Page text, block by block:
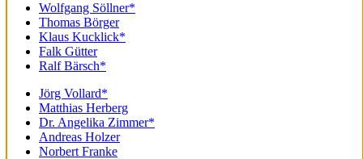
Wolfgang Söllner*
Thomas Börger
Klaus Kucklick*
Falk Gütter
Ralf Bärsch*
Jörg Vollard*
Matthias Herberg
Dr. Angelika Zimmer*
Andreas Holzer
Norbert Franke